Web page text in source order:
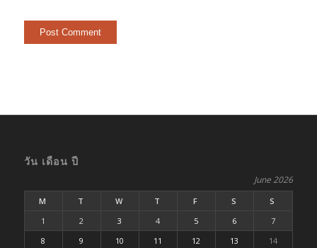
วัน เดือน ปี
June 2026
M T W T F S
S
1
2 3 4 5 6
7
8
9 10 11 12 13 14